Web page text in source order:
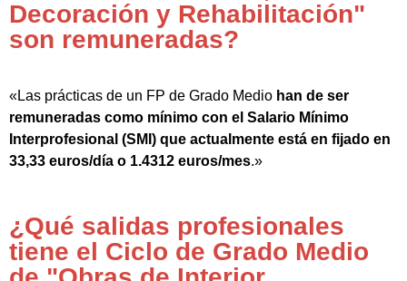
Decoración y Rehabilitación"
son remuneradas?
«Las prácticas de un FP de Grado Medio han de ser
remuneradas como mínimo con el Salario Mínimo
Interprofesional (SMI) que actualmente está en fijado en
33,33 euros/día o 1.4312 euros/mes.»
¿Qué salidas profesionales
tiene el Ciclo de Grado Medio